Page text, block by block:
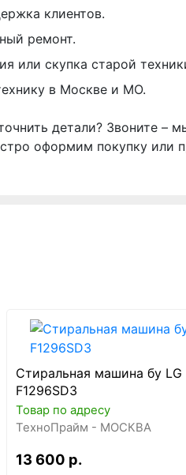
клиентов.
ремонт.
или скупка старой
в Москве и МО.
детали? Звоните –
оформим покупку или
Стиральная машина бу LG
F1296SD3
Товар по адресу
ТехноПрайм - МОСКВА
13 600 р.